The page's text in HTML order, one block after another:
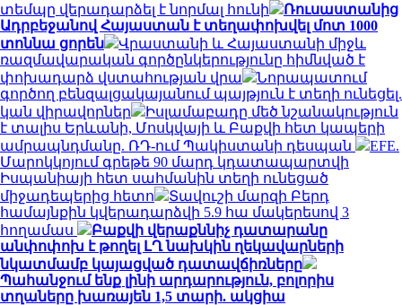
տեմպը վերադարձել է նորմալ հունի
Ռուսաստանից
Ադրբեջանով Հայաստան է տեղափոխվել մոտ 1000
տոննա ցորեն
Վրաստանի և Հայաստանի միջև
ռազմավարական գործընկերությունը հիմնված է
փոխադարձ վստահության վրա
Նորապատում
գործող բենզալցակայանում պայթյուն է տեղի ունեցել.
կան վիրավորներ
Իսլամաբադը մեծ նշանակություն
է տալիս Երևանի, Մոսկվայի և Բաքվի հետ կապերի
ամրապնդմանը. ՌԴ-ում Պակիստանի դեսպան
EFE.
Մարոկկոյում գրեթե 90 մարդ կդատապարտվի
Իսպանիայի հետ սահմանին տեղի ունեցած
միջադեպերից հետո
Տավուշի մարզի Բերդ
համայնքին կվերադարձվի 5.9 հա մակերեսով 3
հողամաս
Բաքվի վերաքննիչ դատարանը
անփոփոխ է թողել ԼՂ նախկին ղեկավարների
նկատմամբ կայացված դատավճիռները
Պահանջում ենք լինի արդարություն, բոլորիս
տղաները խառայեն 1,5 տարի. ակցիա